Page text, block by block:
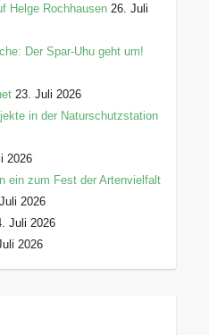
Helge Rochhausen 26. Juli
Der Spar-Uhu geht um!
23. Juli 2026
in der Naturschutzstation
2026
ein zum Fest der Artenvielfalt
2026
Juli 2026
2026